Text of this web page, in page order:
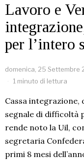
Lavoro e
per l’intero
domenica, 25 Settembre
1 minuto di lettura
Cassa integrazione,
segnale di difficoltà
rende noto la Uil,
segretaria
primi 8 mesi